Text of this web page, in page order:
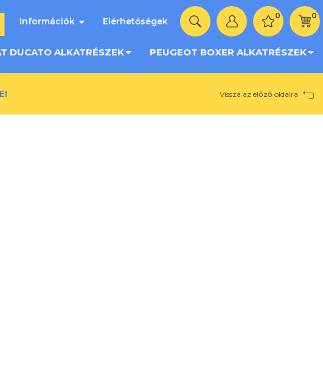
Információk Elérhetőségek
0 0
DUCATO ALKATRÉSZEK PEUGEOT BOXER ALKATRÉSZEK
Vissza az előző oldalra